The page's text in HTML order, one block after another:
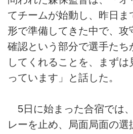
てチームが始動し、昨日ま
形で準備してきた中で、攻
確認という部分で選手たち
してくれることを、まずは
っています」と話した。
5日に始まった合宿では
レーを止め、局面局面の選